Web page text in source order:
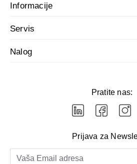
Informacije
Servis
Nalog
Pratite nas:
Prijava za